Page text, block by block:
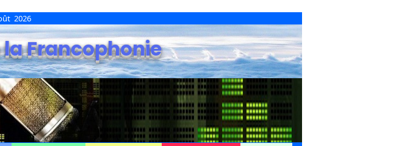
2026
Francophonie